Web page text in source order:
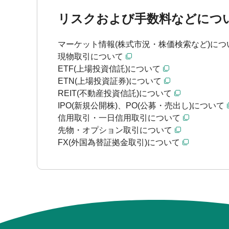
リスクおよび手数料などにつ
マーケット情報(株式市況・株価検索など)につ
現物取引について
ETF(上場投資信託)について
ETN(上場投資証券)について
REIT(不動産投資信託)について
IPO(新規公開株)、PO(公募・売出し)について
信用取引・一日信用取引について
先物・オプション取引について
FX(外国為替証拠金取引)について